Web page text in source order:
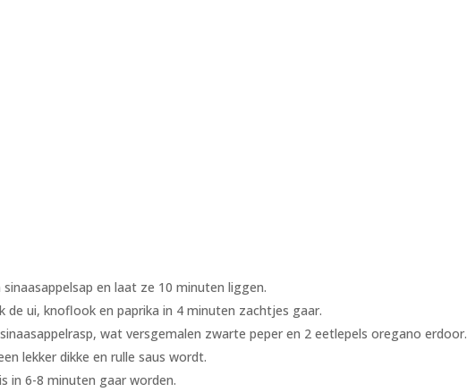
en laat ze 10 minuten liggen.
de ui, knoflook en paprika in 4 minuten zachtjes gaar.
wat versgemalen zwarte peper en 2 eetlepels oregano erdoor.
lekker dikke en rulle saus wordt.
in 6-8 minuten gaar worden.